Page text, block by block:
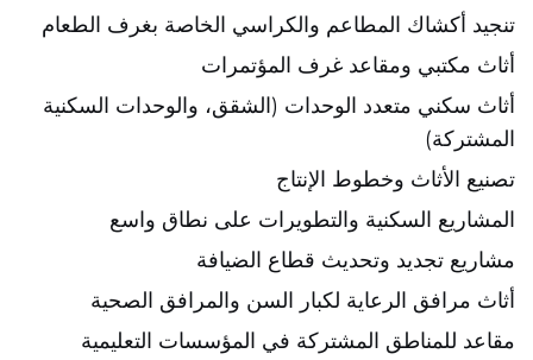
تنجيد أكشاك المطاعم والكراسي الخاصة بغرف الطعام
أثاث مكتبي ومقاعد غرف المؤتمرات
أثاث سكني متعدد الوحدات (الشقق، والوحدات السكنية
المشتركة)
تصنيع الأثاث وخطوط الإنتاج
المشاريع السكنية والتطويرات على نطاق واسع
مشاريع تجديد وتحديث قطاع الضيافة
أثاث مرافق الرعاية لكبار السن والمرافق الصحية
مقاعد للمناطق المشتركة في المؤسسات التعليمية